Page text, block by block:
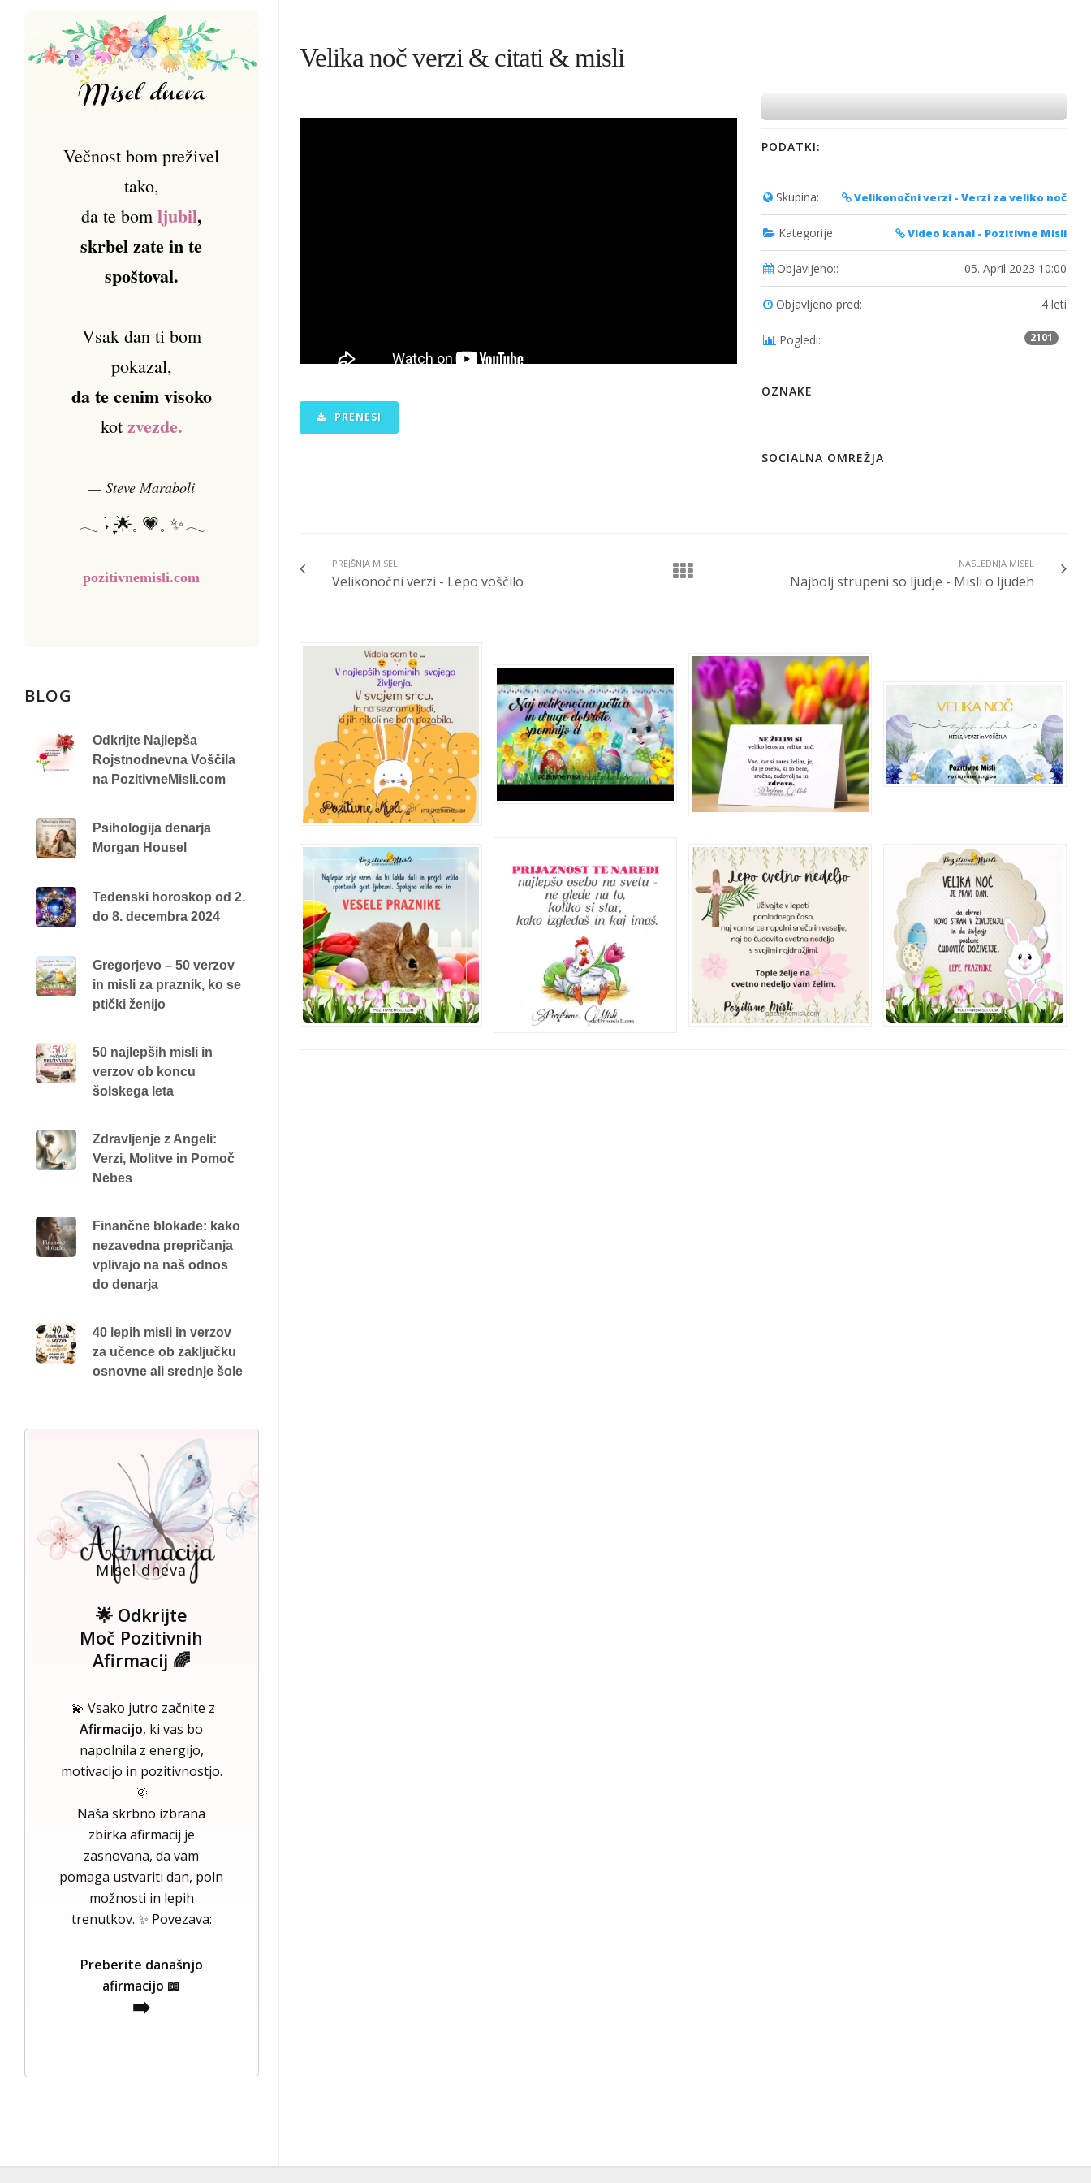
Velika noč verzi & citati & misli
PRENESI
PODATKI:
Skupina: Velikonočni verzi - Verzi za veliko noč
Kategorije: Video kanal - Pozitivne Misli
Objavljeno:: 05. April 2023 10:00
Objavljeno pred: 4 leti
Pogledi: 2101
OZNAKE
SOCIALNA OMREŽJA
PREJŠNJA MISEL
Velikonočni verzi - Lepo voščilo
NASLEDNJA MISEL
Najbolj strupeni so ljudje - Misli o ljudeh
Večnost bom preživel
tako,
da te bom ljubil,
skrbel zate in te
spoštoval.
Vsak dan ti bom
pokazal,
da te cenim visoko
kot zvezde.
— Steve Maraboli
𓂃 ࣪˖ ִֶָ🌟𓈒 💗𓈒 ✨𓂃
pozitivnemisli.com
BLOG
Odkrijte Najlepša
Rojstnodnevna Voščila
na PozitivneMisli.com
Psihologija denarja
Morgan Housel
Tedenski horoskop od 2.
do 8. decembra 2024
Gregorjevo – 50 verzov
in misli za praznik, ko se
ptički ženijo
50 najlepših misli in
verzov ob koncu
šolskega leta
Zdravljenje z Angeli:
Verzi, Molitve in Pomoč
Nebes
Finančne blokade: kako
nezavedna prepričanja
vplivajo na naš odnos
do denarja
40 lepih misli in verzov
za učence ob zaključku
osnovne ali srednje šole
Misel dneva
🌟 Odkrijte
Moč Pozitivnih
Afirmacij 🌈
💫 Vsako jutro začnite z
Afirmacijo, ki vas bo
napolnila z energijo,
motivacijo in pozitivnostjo.
🌞
Naša skrbno izbrana
zbirka afirmacij je
zasnovana, da vam
pomaga ustvariti dan, poln
možnosti in lepih
trenutkov. ✨ Povezava:
Preberite današnjo
afirmacijo 📖
➡️